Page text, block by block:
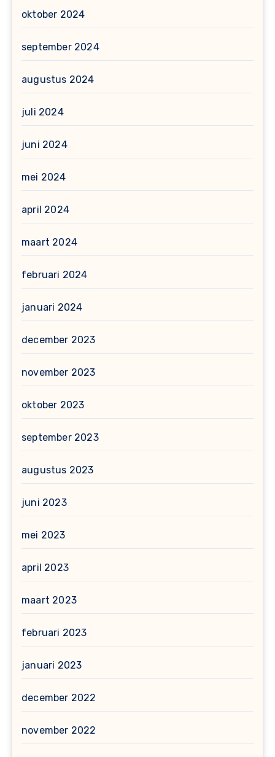
oktober 2024
september 2024
augustus 2024
juli 2024
juni 2024
mei 2024
april 2024
maart 2024
februari 2024
januari 2024
december 2023
november 2023
oktober 2023
september 2023
augustus 2023
juni 2023
mei 2023
april 2023
maart 2023
februari 2023
januari 2023
december 2022
november 2022